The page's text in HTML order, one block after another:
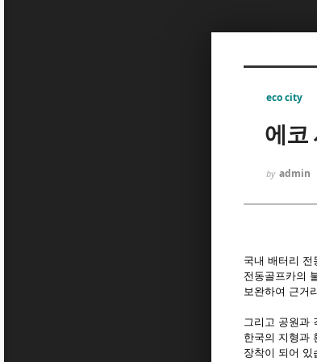
eco city
에코
by admin
국내 배터리 전
전동골프카의
보완하여 근거
그리고 공원과
한국의 지형과
장착이 되어 있
Sketchbook5, 스케치북5
Sketchbook5, 스케치북5